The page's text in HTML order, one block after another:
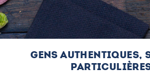
GENS AUTHENTIQUES,